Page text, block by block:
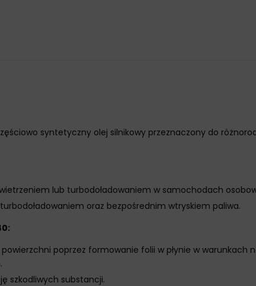
syntetyczny olej silnikowy przeznaczony do
lub turbodoładowaniem w samochodach
oraz bezpośrednim wtryskiem paliwa.
poprzez formowanie folii w płynie w warunkach
szkodliwych substancji.